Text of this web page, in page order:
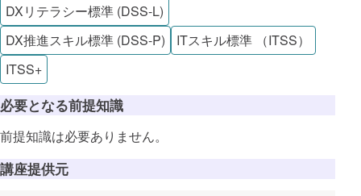
DXリテラシー標準 (DSS-L)
DX推進スキル標準 (DSS-P)
ITスキル標準 （ITSS）
ITSS+
必要となる前提知識
前提知識は必要ありません。
講座提供元